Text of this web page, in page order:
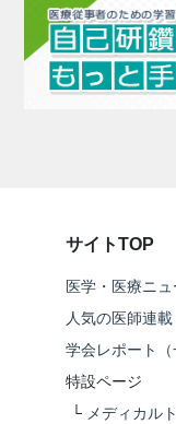
サイトTOP
医学・医療ニュ
人気の医師連
学会レポート（
特設ページ
└ メディカル